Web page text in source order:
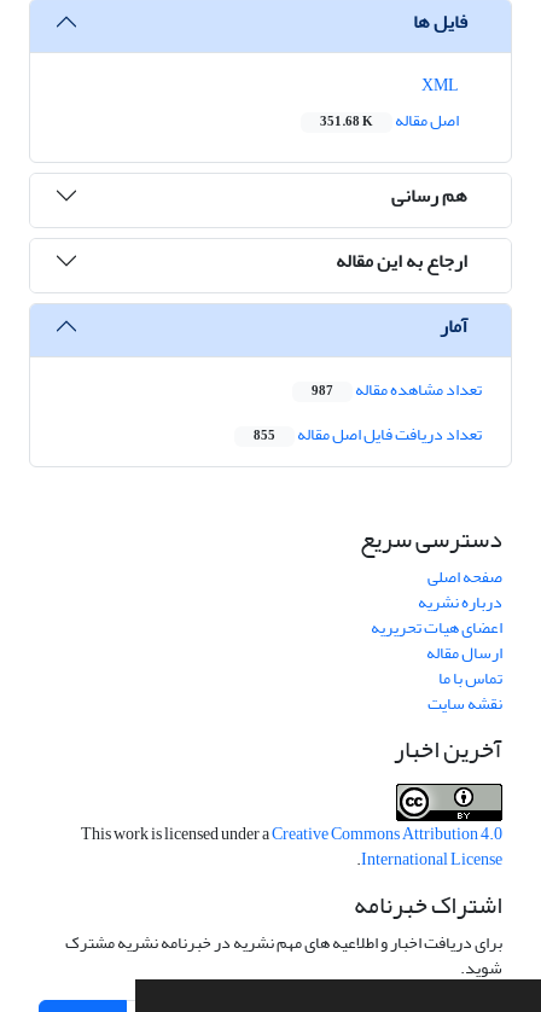
فایل ها
اصل مقاله
351.68 K
هم رسانی
ارجاع به این مقاله
آمار
تعداد مشاهده مقاله 987
تعداد دریافت فایل اصل مقاله 855
دسترسی سریع
صفحه اصلی
درباره نشریه
اعضای هیات تحریریه
ارسال مقاله
تماس با ما
نقشه سایت
آخرین اخبار
This work is licensed under aCreative Commons Attribution 4.0
International License
.
اشتراک خبرنامه
برای دریافت اخبار و اطلاعیه های مهم نشریه در خبرنامه نشریه مشترک
شوید.